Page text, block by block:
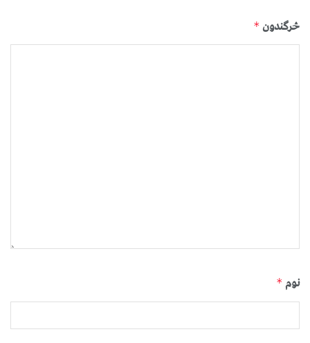
څرگندون *
نوم *